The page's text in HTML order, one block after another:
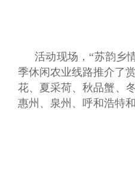
活动现场，“苏韵乡
季休闲农业线路推介了
花、夏采荷、秋品蟹、
惠州、泉州、呼和浩特